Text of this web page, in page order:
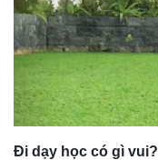
Đi dạy học có gì vui?